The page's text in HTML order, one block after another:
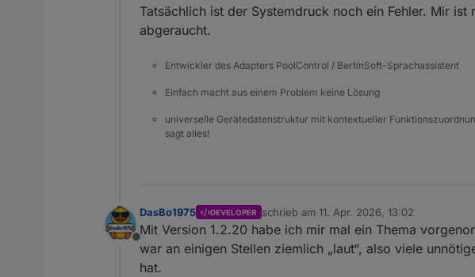
Tatsächlich ist der Systemdruck noch ein Fehler. Mir
abgeraucht.
Entwickler des Adapters PoolControl / BertinSoft-Sprachassistent
Einfach macht aus einem Problem keine Lösung
universelle Gerätedatenstruktur mit kontextueller
sagt alles!
Offline
DasBo1975 DEVELOPER schrieb am 11. Apr. 2026, 13:02
zuletzt editiert von
Mit Version 1.2.20 habe ich mir mal ein Thema
war an einigen Stellen ziemlich „laut“, also viele
hat.